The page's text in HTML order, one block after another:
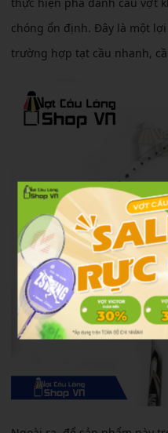
chóng ổn định. Đây là một
trường hợp tạt cầu nhanh,